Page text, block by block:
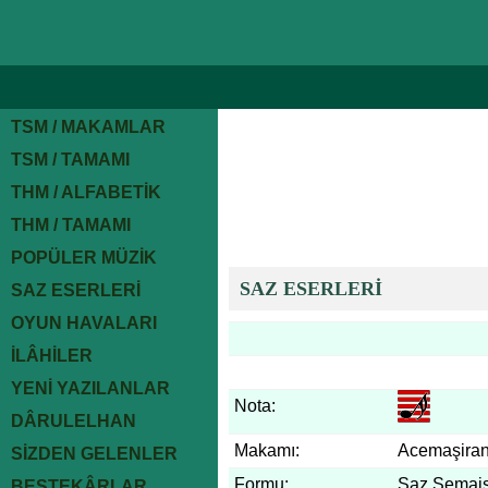
TSM / MAKAMLAR
TSM / TAMAMI
THM / ALFABETİK
THM / TAMAMI
POPÜLER MÜZİK
SAZ ESERLERİ
OYUN HAVALARI
İLÂHİLER
YENİ YAZILANLAR
DÂRULELHAN
SİZDEN GELENLER
SAZ ESERLERİ
Nota:
Makamı:
Formu:
Saz